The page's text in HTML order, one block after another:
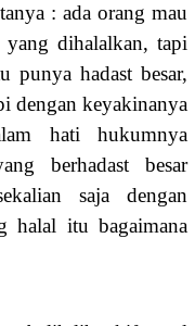
: ada orang mau
dihalalkan, tapi
punya hadast besar,
dengan keyakinanya
hati hukumnya
berhadast besar
saja dengan
halal itu bagaimana